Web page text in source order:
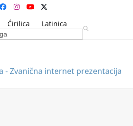
Facebook
Instagram
YouTubeTwitter
Ćirilica
Latinica